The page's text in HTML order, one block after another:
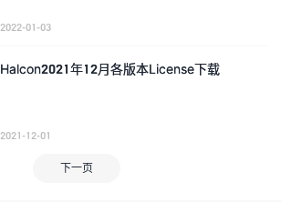
2022-01-03
Halcon2021年12月各版本License下载
2021-12-01
下一页